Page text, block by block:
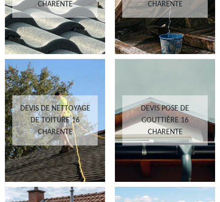
CHARENTE
CHARENTE
DEVIS DE NETTOYAGE
DE TOITURE 16
CHARENTE
DEVIS POSE DE
GOUTTIÈRE 16
CHARENTE